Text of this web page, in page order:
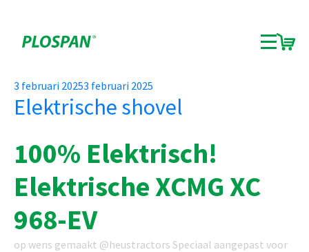
Posted
on
3 februari 20253 februari 2025
Elektrische shovel
100% Elektrisch!
Elektrische XCMG XC
968-EV
op wens gemaakt @heustractors Speciaal aangepast voor